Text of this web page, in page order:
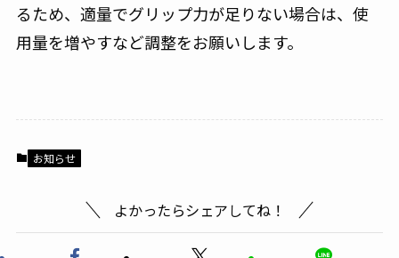
るため、適量でグリップ力が足りない場合は、使
用量を増やすなど調整をお願いします。
お知らせ
よかったらシェアしてね！